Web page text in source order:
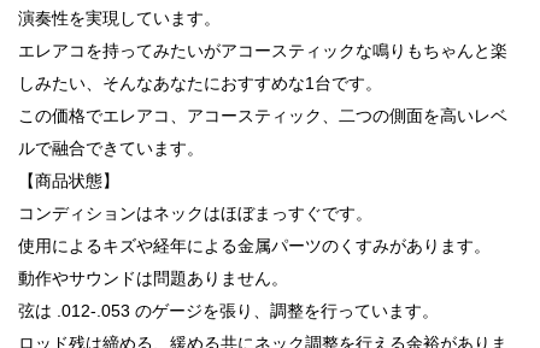
演奏性を実現しています。
エレアコを持ってみたいがアコースティックな鳴りもちゃんと楽
しみたい、そんなあなたにおすすめな1台です。
この価格でエレアコ、アコースティック、二つの側面を高いレベ
ルで融合できています。
【商品状態】
コンディションはネックはほぼまっすぐです。
使用によるキズや経年による金属パーツのくすみがあります。
動作やサウンドは問題ありません。
弦は .012-.053 のゲージを張り、調整を行っています。
ロッド残は締める、緩める共にネック調整を行える余裕がありま